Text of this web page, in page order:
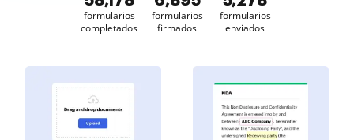
formularios
completados
formularios
firmados
formularios
enviados